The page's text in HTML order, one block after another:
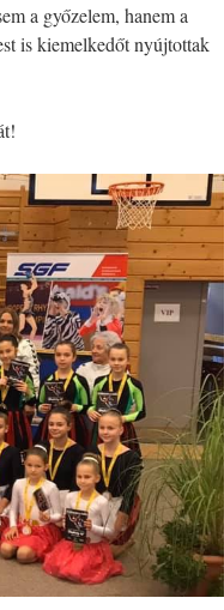
a győzelem, hanem a
is kiemelkedőt nyújtottak